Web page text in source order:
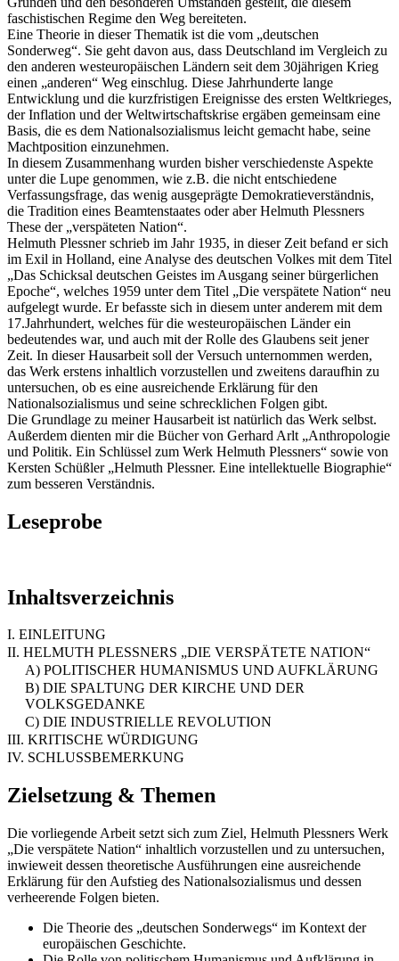
faschistischen Regime den Weg bereiteten.
Eine Theorie in dieser Thematik ist die vom „deutschen
Sonderweg“. Sie geht davon aus, dass Deutschland im Vergleich zu
den anderen westeuropäischen Ländern seit dem 30jährigen Krieg
einen „anderen“ Weg einschlug. Diese Jahrhunderte lange
Entwicklung und die kurzfristigen Ereignisse des ersten Weltkrieges,
der Inflation und der Weltwirtschaftskrise ergäben gemeinsam eine
Basis, die es dem Nationalsozialismus leicht gemacht habe, seine
Machtposition einzunehmen.
In diesem Zusammenhang wurden bisher verschiedenste Aspekte
unter die Lupe genommen, wie z.B. die nicht entschiedene
Verfassungsfrage, das wenig ausgeprägte Demokratieverständnis,
die Tradition eines Beamtenstaates oder aber Helmuth Plessners
These der „verspäteten Nation“.
Helmuth Plessner schrieb im Jahr 1935, in dieser Zeit befand er sich
im Exil in Holland, eine Analyse des deutschen Volkes mit dem Titel
„Das Schicksal deutschen Geistes im Ausgang seiner bürgerlichen
Epoche“, welches 1959 unter dem Titel „Die verspätete Nation“ neu
aufgelegt wurde. Er befasste sich in diesem unter anderem mit dem
17.Jahrhundert, welches für die westeuropäischen Länder ein
bedeutendes war, und auch mit der Rolle des Glaubens seit jener
Zeit. In dieser Hausarbeit soll der Versuch unternommen werden,
das Werk erstens inhaltlich vorzustellen und zweitens daraufhin zu
untersuchen, ob es eine ausreichende Erklärung für den
Nationalsozialismus und seine schrecklichen Folgen gibt.
Die Grundlage zu meiner Hausarbeit ist natürlich das Werk selbst.
Außerdem dienten mir die Bücher von Gerhard Arlt „Anthropologie
und Politik. Ein Schlüssel zum Werk Helmuth Plessners“ sowie von
Kersten Schüßler „Helmuth Plessner. Eine intellektuelle Biographie“
zum besseren Verständnis.
Leseprobe
Inhaltsverzeichnis
I. EINLEITUNG
II. HELMUTH PLESSNERS „DIE VERSPÄTETE NATION“
A) POLITISCHER HUMANISMUS UND AUFKLÄRUNG
B) DIE SPALTUNG DER KIRCHE UND DER
VOLKSGEDANKE
C) DIE INDUSTRIELLE REVOLUTION
III. KRITISCHE WÜRDIGUNG
IV. SCHLUSSBEMERKUNG
Zielsetzung & Themen
Die vorliegende Arbeit setzt sich zum Ziel, Helmuth Plessners Werk
„Die verspätete Nation“ inhaltlich vorzustellen und zu untersuchen,
inwieweit dessen theoretische Ausführungen eine ausreichende
Erklärung für den Aufstieg des Nationalsozialismus und dessen
verheerende Folgen bieten.
Die Theorie des „deutschen Sonderwegs“ im Kontext der
europäischen Geschichte.